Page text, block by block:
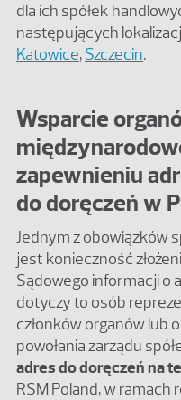
dla ich spółek
następujących
Katowice,Szczecin.
Wsparcie
zapewnieniu
do doręczeń w
Jednym z obowiązków
jest konieczność
Sądowego informacji o
dotyczy to osób
członków organów lub
powołania zarządu
adres do doręczeń na
RSM Poland, w ramach